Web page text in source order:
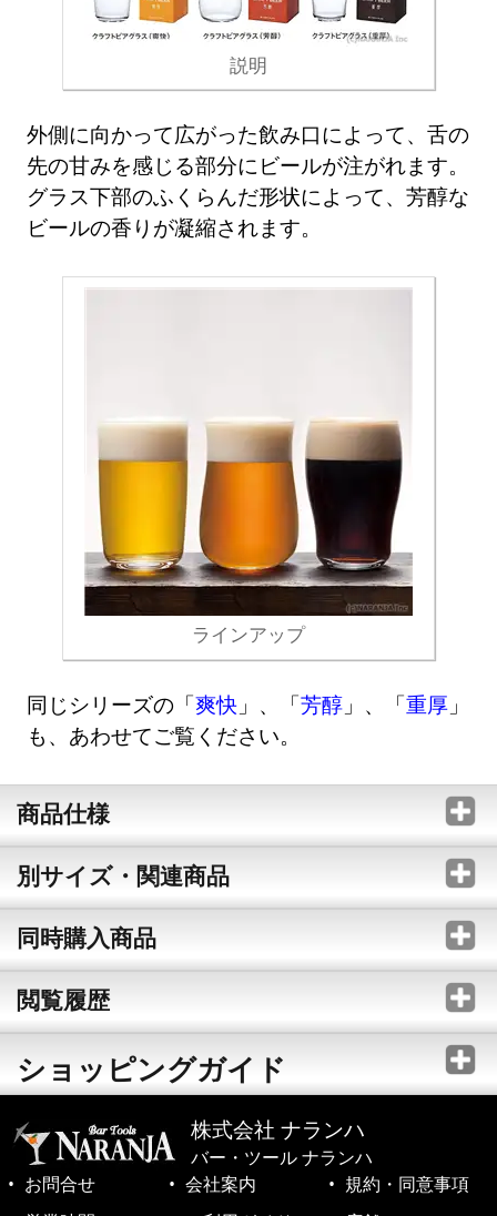
説明
外側に向かって広がった飲み口によって、舌の
先の甘みを感じる部分にビールが注がれます。
グラス下部のふくらんだ形状によって、芳醇な
ビールの香りが凝縮されます。
ラインアップ
同じシリーズの「爽快 」、「芳醇 」、「重厚 」
も、あわせてご覧ください。
商品仕様
別サイズ・関連商品
同時購入商品
閲覧履歴
ショッピングガイド
株式会社 ナランハ
バー・ツール ナランハ
お問合せ
会社案内
規約・同意事項